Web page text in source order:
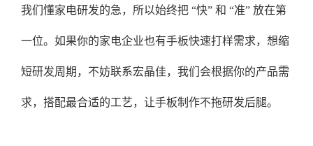
我们懂家电研发的急，所以始终把 “快” 和 “准” 放在第
一位。如果你的家电企业也有手板快速打样需求，想缩
短研发周期，不妨联系宏晶佳，我们会根据你的产品需
求，搭配最合适的工艺，让手板制作不拖研发后腿。